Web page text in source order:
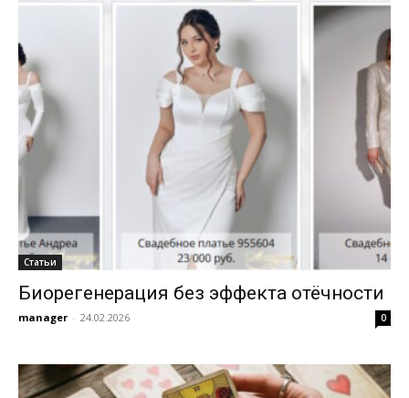
Статьи
Биорегенерация без эффекта отёчности
manager - 24.02.2026 0